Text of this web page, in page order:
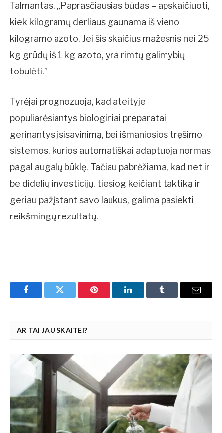
Talmantas. „Paprasčiausias būdas – apskaičiuoti,
kiek kilogramų derliaus gaunama iš vieno
kilogramo azoto. Jei šis skaičius mažesnis nei 25
kg grūdų iš 1 kg azoto, yra rimtų galimybių
tobulėti.”
Tyrėjai prognozuoja, kad ateityje
populiarėsiantys biologiniai preparatai,
gerinantys įsisavinimą, bei išmaniosios tręšimo
sistemos, kurios automatiškai adaptuoja normas
pagal augalų būklę. Tačiau pabrėžiama, kad net ir
be didelių investicijų, tiesiog keičiant taktiką ir
geriau pažįstant savo laukus, galima pasiekti
reikšmingų rezultatų.
FacebookTwitter Pinterest LinkedInTumblr Email
AR TAI JAU SKAITEI?